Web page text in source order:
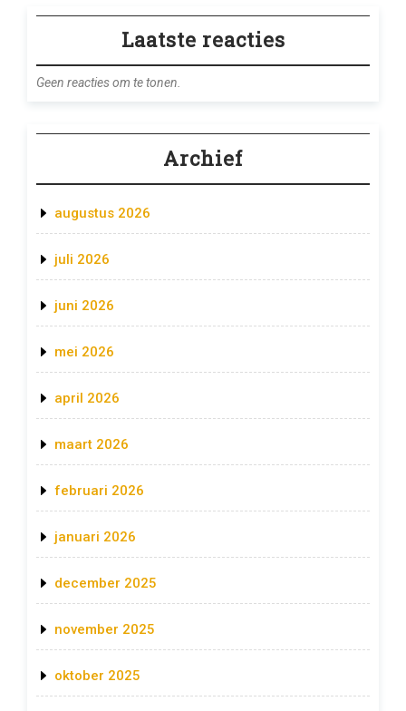
Laatste reacties
Geen reacties om te tonen.
Archief
augustus 2026
juli 2026
juni 2026
mei 2026
april 2026
maart 2026
februari 2026
januari 2026
december 2025
november 2025
oktober 2025